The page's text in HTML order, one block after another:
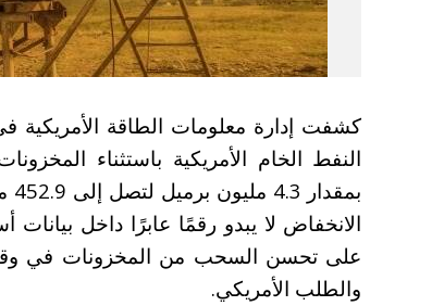
كشفت إدارة معلومات الطاقة الأمريكية
النفط الخام الأمريكية باستثناء
الانخفاض لا يبدو رقمًا عابرًا داخل
على تحسن السحب من المخزونات في
والطلب الأمريكي.